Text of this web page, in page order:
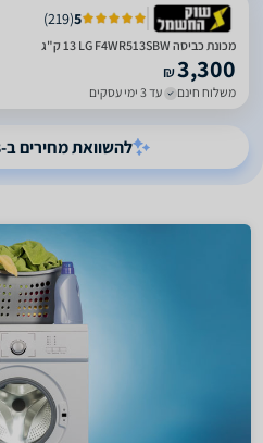
5
(
219
)
מכונת כביסה LG F4WR513SBW ‏13 ‏ק"ג
₪3,300
משלוח חינם עד 3 ימי עסקים
להשוואת מחירים ב-18 חנויות נוספות